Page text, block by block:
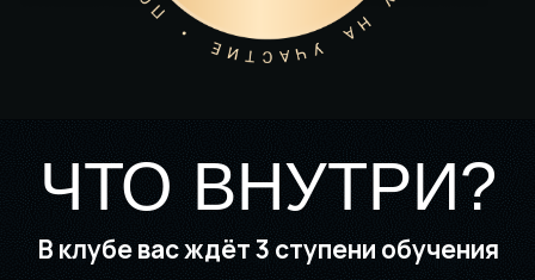
Финансовая грамотность и
личная финансовая система
Наводите порядок в личных